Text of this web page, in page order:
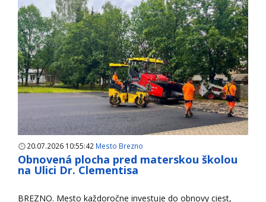
20.07.2026 10:55:42 Mesto Brezno
Obnovená plocha pred materskou školou
na Ulici Dr. Clementisa
BREZNO. Mesto každoročne investuje do obnovy ciest,